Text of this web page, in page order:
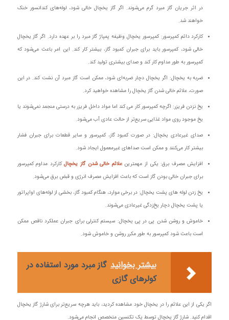
در اثر جریان گاز مبرد گرم می‌شوند. اگر گاز یخچال خالی شود، لوله‌های کندانسور خنک
خواهند شد.
کارکرد دائم کمپرسور: کمپرسور یخچال وظیفه پمپاژ گاز مبرد را بر عهده دارد. اگر گاز یخچال
خالی شود، کمپرسور باید برای جبران کمبود گاز، بیشتر کار کند. این امر باعث می‌شود که
کمپرسور به طور مداوم کار کند و صدای بیشتری تولید کند.
ضربه به یخچال: اگر یخچال دچار ضربه‌ای شود، ممکن است گاز مبرد آن نشت کند. در این
صورت، علائم خالی شدن گاز یخچال را مشاهده خواهید کرد.
یخ نزدن فریزر: اگرچه کمپرسور کار می‌ کند اما مواد داخل فریزر به درستی منجمد نمی‌شوند یا
یخ موجود روی مواد غذایی سریع‌تر از حالت عادی آب می‌شود.
صدای غیرعادی یخچال: در صورت کمبود گاز، کمپرسور و سایر قطعات برای جبران فشار
بیشتر کار می‌کنند و ممکن است صداهای غیرمعمول ایجاد شود.
افزایش مصرف برق: یکی از مهمترینعلائم خالی شدن گاز یخچالکارکرد مداوم کمپرسور
برای جبران خالی بودن گاز است که باعث افزایش مصرف انرژی و قبض برق می‌شود.
یخ زدن لوله‌ های پشت یخچال: در برخی موارد، هنگام کمبود گاز، بخشی از لوله‌های اواپراتور
یا پشت یخچال دچار یخ‌زدگی غیرعادی می‌شوند.
خاموش و روشن شدن پی‌ در پی یخچال: سیستم کنترلی برای جبران عملکرد ناقص ممکن
است باعث شود کمپرسور به طور مکرر روشن و خاموش شود.
بیشتر بخوانید گاز مبرد مورد استفاده در
کولرهای گازی
اگر یکی از این علائم را در یخچال خود مشاهده کردید، باید هرچه سریع‌تر برای شارژ گاز یخچال
اقدام کنید. شارژ گاز یخچال توسط یک تکنسین متخصص انجام می‌شود.